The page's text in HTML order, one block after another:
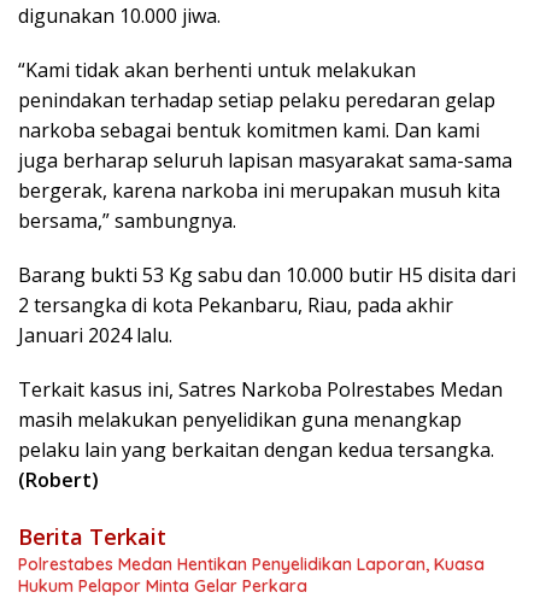
digunakan 10.000 jiwa.
“Kami tidak akan berhenti untuk melakukan
penindakan terhadap setiap pelaku peredaran gelap
narkoba sebagai bentuk komitmen kami. Dan kami
juga berharap seluruh lapisan masyarakat sama-sama
bergerak, karena narkoba ini merupakan musuh kita
bersama,” sambungnya.
Barang bukti 53 Kg sabu dan 10.000 butir H5 disita dari
2 tersangka di kota Pekanbaru, Riau, pada akhir
Januari 2024 lalu.
Terkait kasus ini, Satres Narkoba Polrestabes Medan
masih melakukan penyelidikan guna menangkap
pelaku lain yang berkaitan dengan kedua tersangka.
(Robert)
Berita Terkait
Polrestabes Medan Hentikan Penyelidikan Laporan, Kuasa
Hukum Pelapor Minta Gelar Perkara